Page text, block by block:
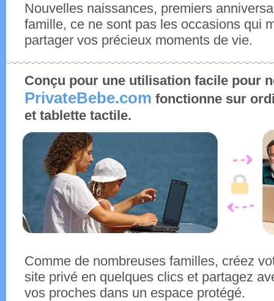
Nouvelles naissances, premiers
famille, ce ne sont pas les occasions qui
partager vos précieux moments de vie.
Conçu pour une utilisation facile pour
PrivateBebe.com fonctionne sur
et tablette tactile.
Comme de nombreuses familles, créez
site privé en quelques clics et partagez
vos proches dans un espace protégé.